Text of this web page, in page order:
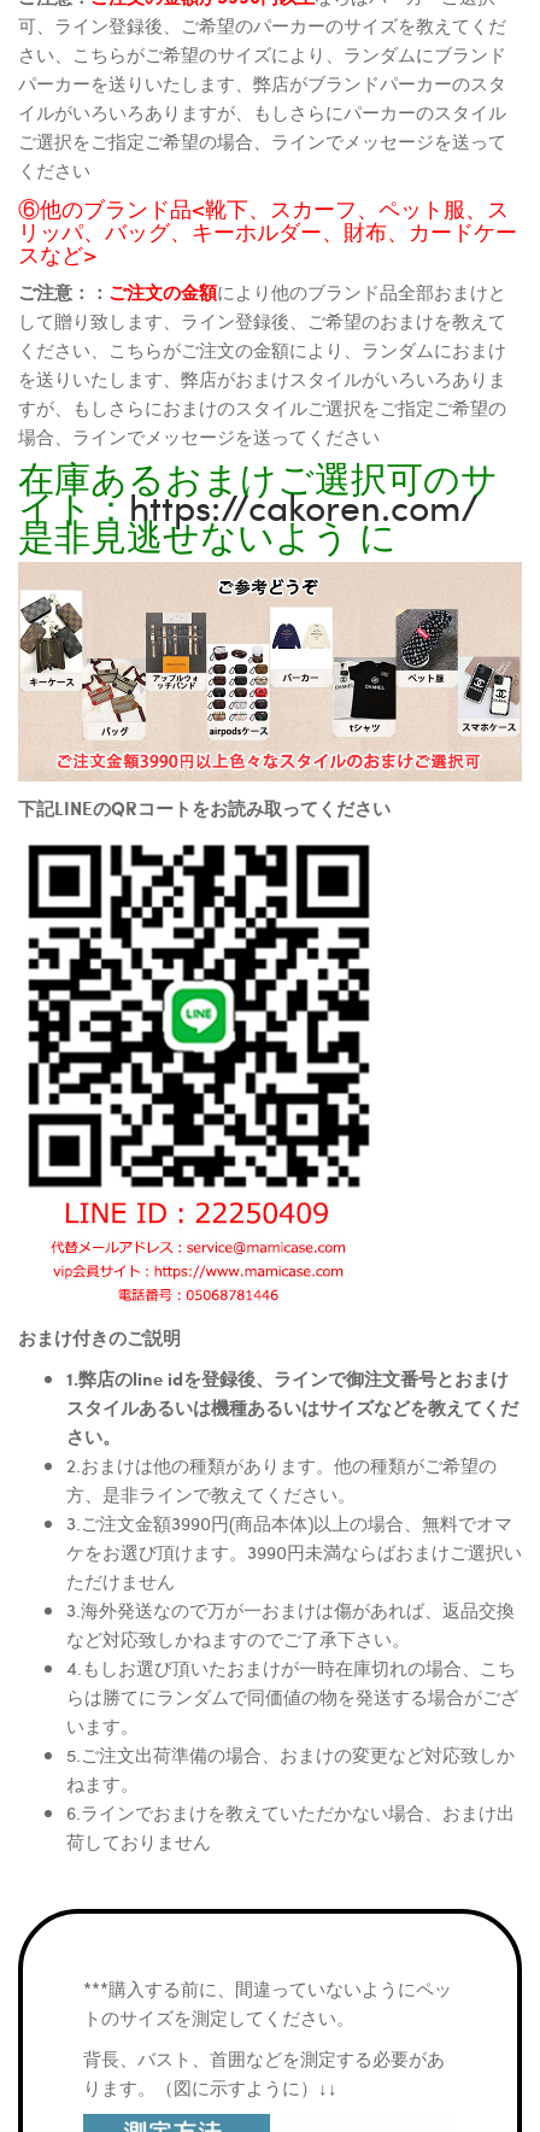
可、ライン登録後、ご希望のパーカーのサイズを教えてくだ
さい、こちらがご希望のサイズにより、ランダムにブランド
パーカーを送りいたします、弊店がブランドパーカーのスタ
イルがいろいろありますが、もしさらにパーカーのスタイル
ご選択をご指定ご希望の場合、ラインでメッセージを送って
ください
⑥他のブランド品<靴下、スカーフ、ペット服、ス
リッパ、バッグ、キーホルダー、財布、カードケー
スなど>
ご注意：： ご注文の金額により他のブランド品全部おまけと
して贈り致します、ライン登録後、ご希望のおまけを教えて
ください、こちらがご注文の金額により、ランダムにおまけ
を送りいたします、弊店がおまけスタイルがいろいろありま
すが、もしさらにおまけのスタイルご選択をご指定ご希望の
場合、ラインでメッセージを送ってください
在庫あるおまけご選択可のサ
イト：https://cakoren.com/
是非見逃せないよう に
下記LINEのQRコートをお読み取ってください
おまけ付きのご説明
1.弊店のline idを登録後、ラインで御注文番号とおまけ
スタイルあるいは機種あるいはサイズなどを教えてくだ
さい。
2.おまけは他の種類があります。他の種類がご希望の
方、是非ラインで教えてください。
3.ご注文金額3990円(商品本体)以上の場合、無料でオマ
ケをお選び頂けます。3990円未満ならばおまけご選択い
ただけません
3.海外発送なので万が一おまけは傷があれば、返品交換
など対応致しかねますのでご了承下さい。
4.もしお選び頂いたおまけが一時在庫切れの場合、こち
らは勝てにランダムで同価値の物を発送する場合がござ
います。
5.ご注文出荷準備の場合、おまけの変更など対応致しか
ねます。
6.ラインでおまけを教えていただかない場合、おまけ出
荷しておりません
***購入する前に、間違っていないようにペッ
トのサイズを測定してください。
背長、バスト、首囲などを測定する必要があ
ります。（図に示すように）↓↓